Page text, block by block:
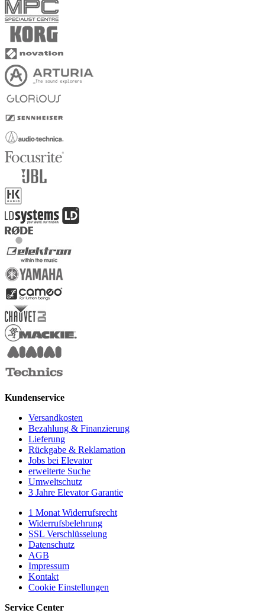
Kundenservice
Versandkosten
Bezahlung & Finanzierung
Lieferung
Rückgabe & Reklamation
Jobs bei Elevator
erweiterte Suche
Umweltschutz
3 Jahre Elevator Garantie
1 Monat Widerrufsrecht
Widerrufsbelehrung
SSL Verschlüsselung
Datenschutz
AGB
Impressum
Kontakt
Cookie Einstellungen
Service Center